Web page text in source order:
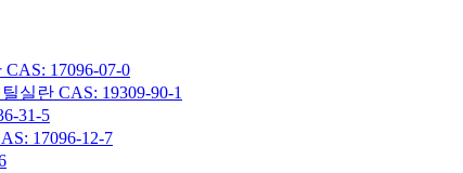
17096-07-0
실란 CAS: 19309-90-1
31-5
17096-12-7